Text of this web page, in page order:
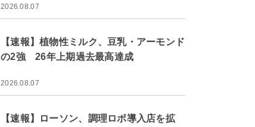
2026.08.07
【速報】植物性ミルク、豆乳・アーモンド
の2強 26年上期過去最高達成
2026.08.07
【速報】ローソン、調理ロボ導入店を拡